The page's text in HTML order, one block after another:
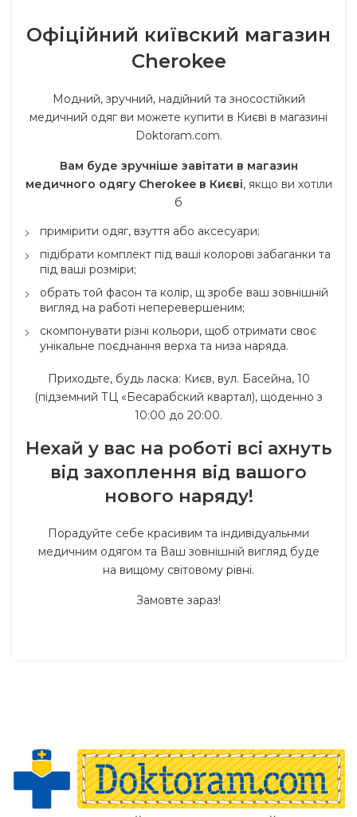
Офіційний київский магазин
Cherokee
Модний, зручний, надійний та зносостійкий
медичний одяг ви можете купити в Києві в магазині
Doktoram.com.
Вам буде зручніше завітати в магазин
медичного одягу Cherokee в Києві, якщо ви хотіли
б
примірити одяг, взуття або аксесуари;
підібрати комплект під ваші колорові забаганки та
під ваші розміри;
обрать той фасон та колір, щ зробе ваш зовнішній
вигляд на работі неперевершеним;
скомпонувати різні кольори, щоб отримати своє
унікальне поєднання верха та низа наряда.
Приходьте, будь ласка: Києв, вул. Басейна, 10
(підземний ТЦ «Бесарабский квартал), щоденно з
10:00 до 20:00.
Нехай у вас на роботі всі ахнуть
від захоплення від вашого
нового наряду!
Порадуйте себе красивим та індивідуальнми
медичним одягом та Ваш зовнішній вигляд буде
на вищому світовому рівні.
Замовте зараз!